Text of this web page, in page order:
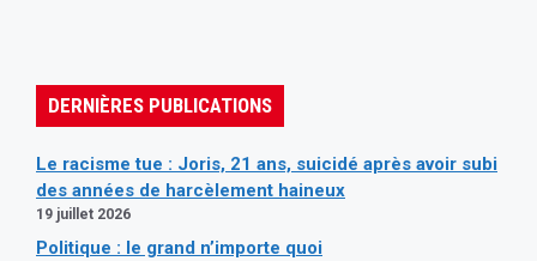
DERNIÈRES PUBLICATIONS
Le racisme tue : Joris, 21 ans, suicidé après avoir subi
des années de harcèlement haineux
19 juillet 2026
Politique : le grand n’importe quoi